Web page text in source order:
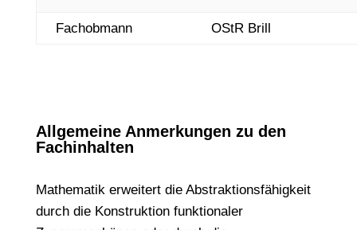
Fachobmann OStR Brill
Allgemeine Anmerkungen zu den
Fachinhalten
Mathematik erweitert die Abstraktionsfähigkeit
durch die Konstruktion funktionaler